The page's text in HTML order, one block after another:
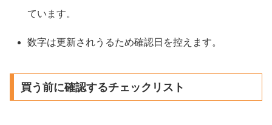
ています。
数字は更新されうるため確認日を控えます。
買う前に確認するチェックリスト